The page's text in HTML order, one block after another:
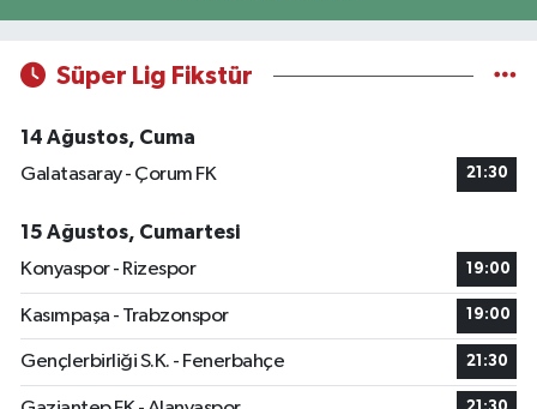
Süper Lig Fikstür
14 Ağustos, Cuma
Galatasaray - Çorum FK
21:30
15 Ağustos, Cumartesi
Konyaspor - Rizespor
19:00
Kasımpaşa - Trabzonspor 19:00
Gençlerbirliği S.K. - Fenerbahçe 21:30